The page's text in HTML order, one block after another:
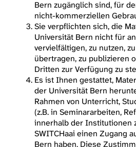
Bern zugänglich sind, für
nicht-kommerziellen
Sie verpflichten sich, die
Universität Bern nicht für
vervielfältigen, zu nutzen,
übertragen, zu publizieren
Dritten zur Verfügung zu
Es ist Ihnen gestattet,
der Universität Bern
Rahmen von Unterricht,
(z.B. in Seminararbeiten,
innerhalb der Institutionen
SWITCHaai einen Zugang
Bern haben. Diese